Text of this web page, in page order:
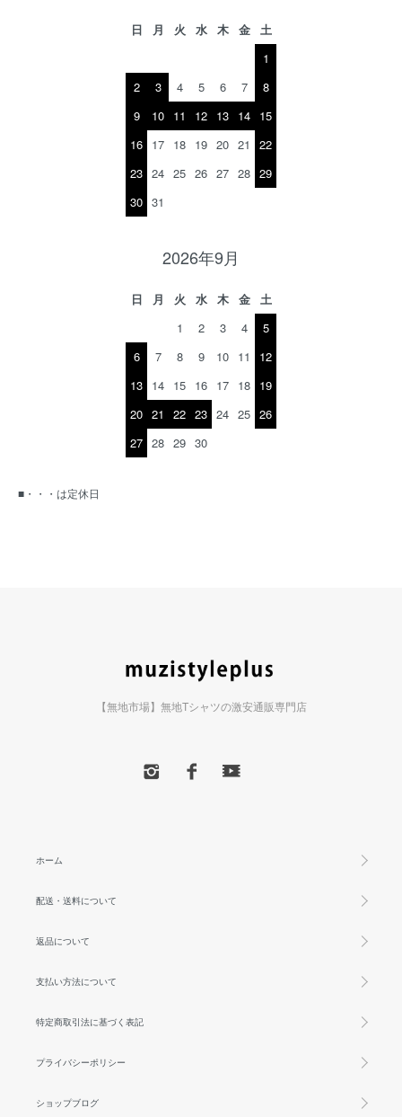
日 月 火 水 木 金
土
1
2
3 4 5 6 7
8
9
10 11 12 13 14 15
16 17 18 19 20 21
22
23 24 25 26 27 28 29
30 31
2026年9月
日 月 火 水 木 金
土
1
2 3 4
5
6
7 8 9 10 11
12
13 14 15 16 17 18 19
20 21 22 23 24 25 26
27 28 29 30
■・・・は定休日
【無地市場】無地Tシャツの激安通販専門店
ホーム
配送・送料について
返品について
支払い方法について
特定商取引法に基づく表記
プライバシーポリシー
ショップブログ